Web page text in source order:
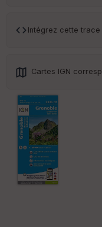
Intégrez cette
Cartes IGN